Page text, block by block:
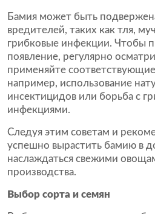
Бамия может быть
вредителей, таких как тля,
грибковые инфекции. Чтобы
появление, регулярно
применяйте
например, использование
инсектицидов или борьба с
инфекциями.
Следуя этим советам и
успешно вырастить бамию в
наслаждаться свежими
производства.
Выбор сорта и семян